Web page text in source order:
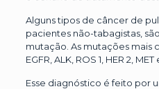
Alguns tipos de câncer de
pacientes não-tabagistas,
mutação. As mutações mais
EGFR, ALK, ROS 1, HER 2, MET
Esse diagnóstico é feito por